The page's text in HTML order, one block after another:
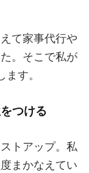
て家事代行や
。そこで私が
す。
つける
トアップ。私
まかなえてい